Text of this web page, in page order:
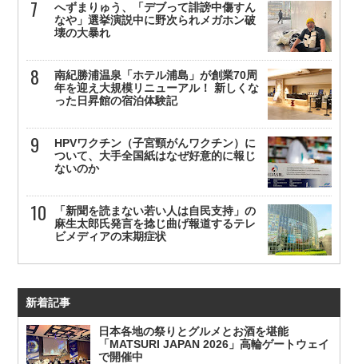
へずまりゅう、「デブって誹謗中傷すん
なや」選挙演説中に野次られメガホン破
壊の大暴れ
南紀勝浦温泉「ホテル浦島」が創業70周
年を迎え大規模リニューアル！ 新しくな
った日昇館の宿泊体験記
HPVワクチン（子宮頸がんワクチン）に
ついて、大手全国紙はなぜ好意的に報じ
ないのか
「新聞を読まない若い人は自民支持」の
麻生太郎氏発言を捻じ曲げ報道するテレ
ビメディアの末期症状
新着記事
日本各地の祭りとグルメとお酒を堪能
「MATSURI JAPAN 2026」高輪ゲートウェイ
で開催中